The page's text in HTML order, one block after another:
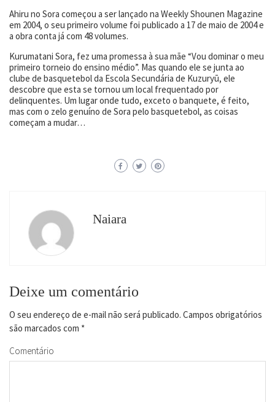
Ahiru no Sora começou a ser lançado na Weekly Shounen Magazine
em 2004, o seu primeiro volume foi publicado a 17 de maio de 2004 e
a obra conta já com 48 volumes.
Kurumatani Sora, fez uma promessa à sua mãe “Vou dominar o meu
primeiro torneio do ensino médio”. Mas quando ele se junta ao
clube de basquetebol da Escola Secundária de Kuzuryū, ele
descobre que esta se tornou um local frequentado por
delinquentes. Um lugar onde tudo, exceto o banquete, é feito,
mas com o zelo genuíno de Sora pelo basquetebol, as coisas
começam a mudar…
Naiara
Deixe um comentário
O seu endereço de e-mail não será publicado. Campos obrigatórios
são marcados com *
Comentário